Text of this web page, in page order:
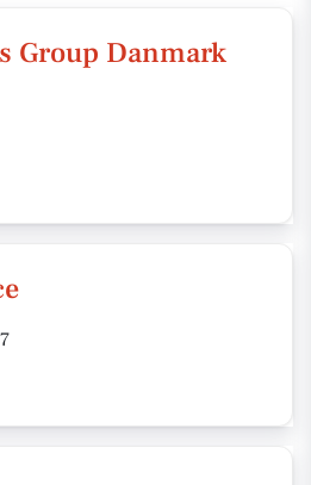
Group Danmark